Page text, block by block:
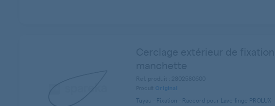
Original
Tuyau - Fixation - Raccord pour Lave-linge PROLUX